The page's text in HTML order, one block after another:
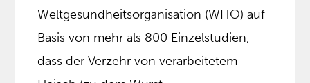
Weltgesundheitsorganisation (WHO) auf
Basis von mehr als 800 Einzelstudien,
dass der Verzehr von verarbeitetem